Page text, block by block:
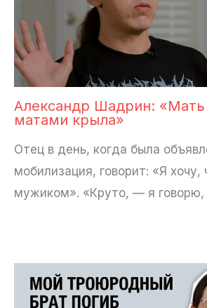
Александр Шадрин:
матами крыла»
Отец в день, когда была
мобилизация, говорит: «Я
мужиком». «Круто, — я